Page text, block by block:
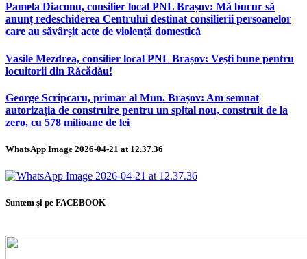
Pamela Diaconu, consilier local PNL Brașov: Mă bucur să
anunț redeschiderea Centrului destinat consilierii persoanelor
care au săvârșit acte de violență domestică
Vasile Mezdrea, consilier local PNL Brașov: Vești bune pentru
locuitorii din Răcădău!
George Scripcaru, primar al Mun. Brașov: Am semnat
autorizația de construire pentru un spital nou, construit de la
zero, cu 578 milioane de lei
WhatsApp Image 2026-04-21 at 12.37.36
Suntem și pe FACEBOOK